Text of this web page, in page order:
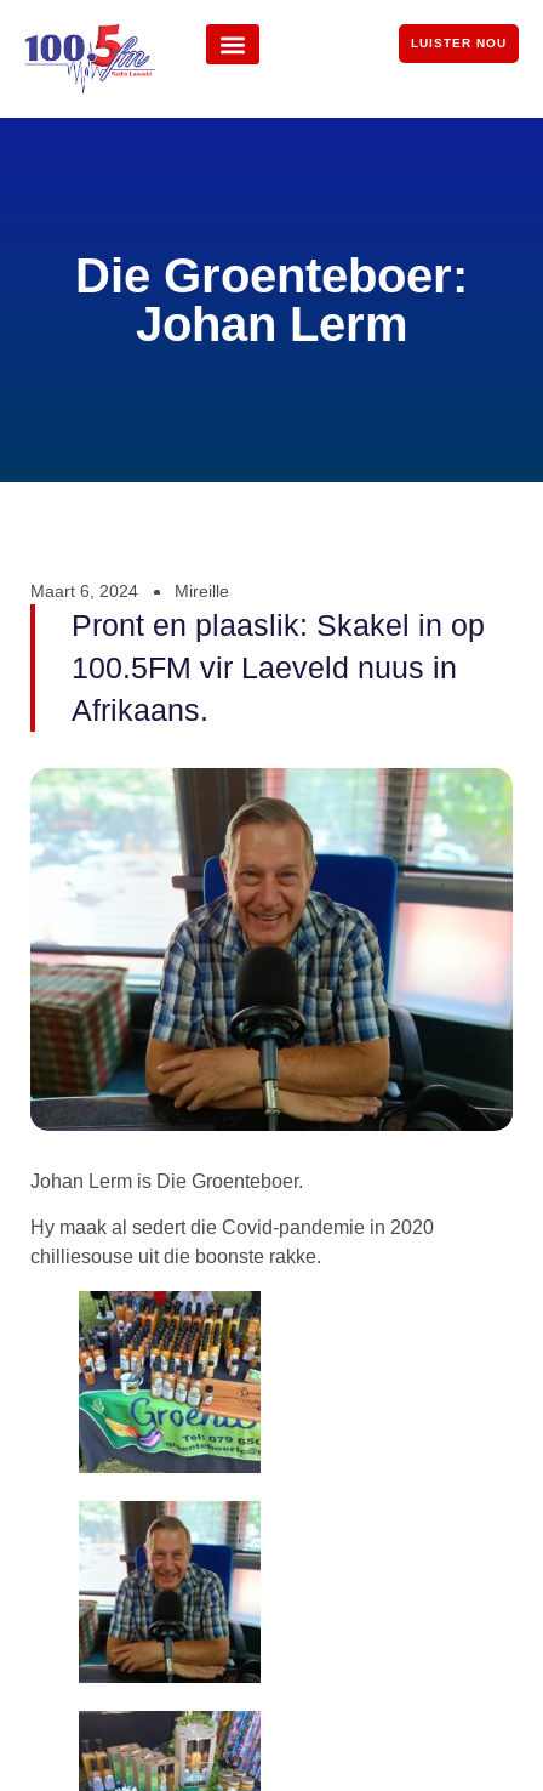
LUISTER NOU
Die Groenteboer:
Johan Lerm
Maart 6, 2024 Mireille
Pront en plaaslik: Skakel in op
100.5FM vir Laeveld nuus in
Afrikaans.
Johan Lerm is Die Groenteboer.
Hy maak al sedert die Covid-pandemie in 2020
chilliesouse uit die boonste rakke.